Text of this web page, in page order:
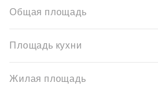
Общая площадь
Площадь кухни
Жилая площадь